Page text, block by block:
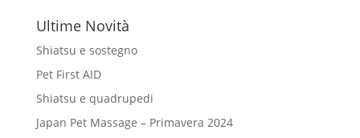
Ultime Novità
Shiatsu e sostegno
Pet First AID
Shiatsu e quadrupedi
Japan Pet Massage – Primavera 2024